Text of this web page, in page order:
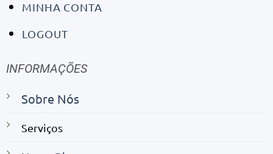
MINHA CONTA
LOGOUT
INFORMAÇÕES
Sobre Nós
Serviços